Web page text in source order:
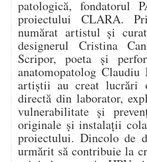
patologică, fondatorul
proiectului CLARA.
numărat artistul și
designerul Cristina
Scripor, poeta și
anatomopatolog
artiștii au creat lucrări
directă din laborator,
vulnerabilitate și
originale și instalații
proiectului. Dincolo de
urmărit să contribuie la